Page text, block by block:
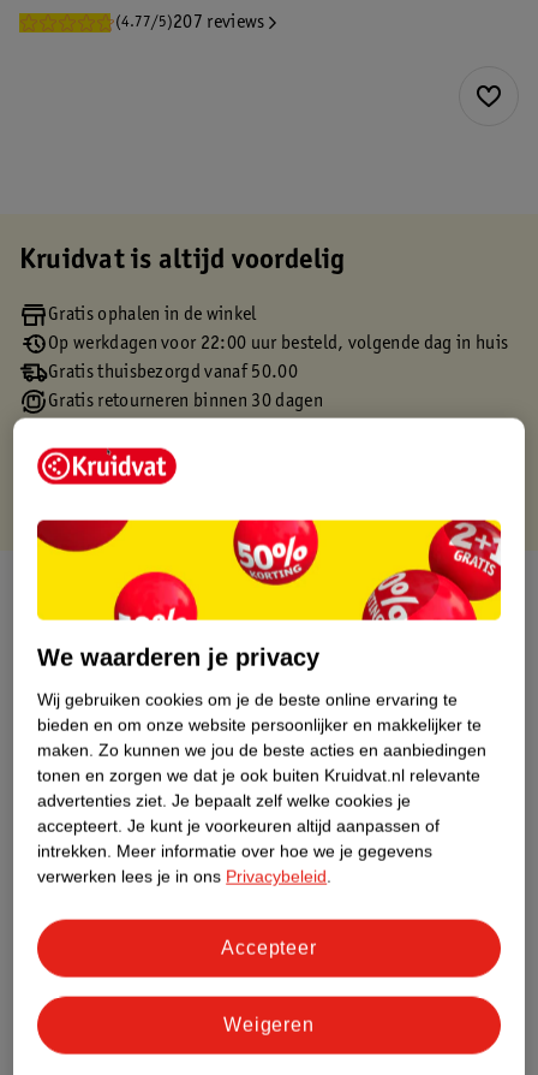
(4.77/5)207 reviews
Kruidvat is altijd voordelig
Gratis ophalen in de winkel
Op werkdagen voor 22:00 uur besteld, volgende dag in huis
Gratis thuisbezorgd vanaf 50.00
Gratis retourneren binnen 30 dagen
Over dit product
Productinformatie
Etiketinformatie
Nature Impact Score
Dit product heeft (nog) geen Nature
Impact Score.
Meer informatie
Bestel & Bezorginformatie
Bekijk ook
We waarderen je privacy
Wij gebruiken cookies om je de beste online ervaring te
bieden en om onze website persoonlijker en makkelijker te
maken. Zo kunnen we jou de beste acties en aanbiedingen
tonen en zorgen we dat je ook buiten Kruidvat.nl relevante
advertenties ziet. Je bepaalt zelf welke cookies je
accepteert. Je kunt je voorkeuren altijd aanpassen of
intrekken. Meer informatie over hoe we je gegevens
verwerken lees je in ons Privacybeleid.
Weigeren
Accepteer